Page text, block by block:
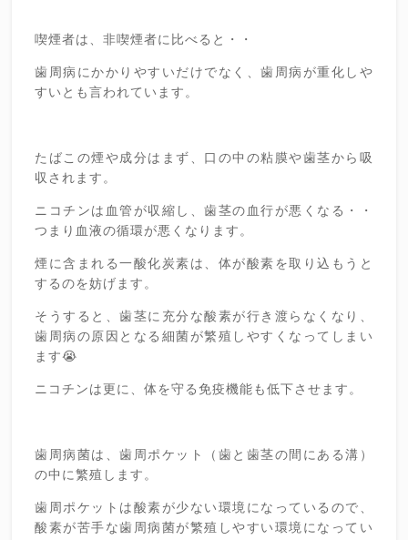
喫煙者は、非喫煙者に比べると・・
歯周病にかかりやすいだけでなく、歯周病が重化しや
すいとも言われています。
たばこの煙や成分はまず、口の中の粘膜や歯茎から吸
収されます。
ニコチンは血管が収縮し、歯茎の血行が悪くなる・・
つまり血液の循環が悪くなります。
煙に含まれる一酸化炭素は、体が酸素を取り込もうと
するのを妨げます。
そうすると、歯茎に充分な酸素が行き渡らなくなり、
歯周病の原因となる細菌が繁殖しやすくなってしまい
ます😭
ニコチンは更に、体を守る免疫機能も低下させます。
歯周病菌は、歯周ポケット（歯と歯茎の間にある溝）
の中に繁殖します。
歯周ポケットは酸素が少ない環境になっているので、
酸素が苦手な歯周病菌が繁殖しやすい環境になってい